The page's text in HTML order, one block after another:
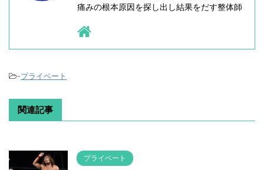
痛みの根本原因を探し出し結果をだす整体師
-プライベート
関連記事
プライベート